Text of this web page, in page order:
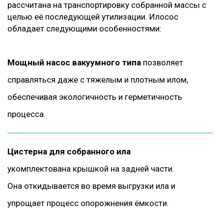
рассчитана на транспортировку собранной массы с
целью её последующей утилизации. Илосос
обладает следующими особенностями:
Мощный насос вакуумного типа позволяет
справляться даже с тяжелым и плотным илом,
обеспечивая экологичность и герметичность
процесса.
Цистерна для собранного ила
укомплектована крышкой на задней части.
Она откидывается во время выгрузки ила и
упрощает процесс опорожнения ёмкости.